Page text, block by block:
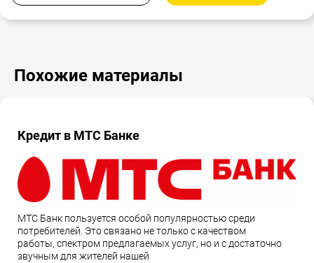
Похожие материалы
Кредит в МТС Банке
МТС Банк пользуется особой популярностью среди
потребителей. Это связано не только с качеством
работы, спектром предлагаемых услуг, но и с достаточно
звучным для жителей нашей